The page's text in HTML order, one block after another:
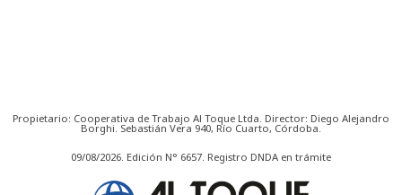
Propietario: Cooperativa de Trabajo Al Toque Ltda. Director: Diego Alejandro
Borghi. Sebastián Vera 940, Río Cuarto, Córdoba.
09/08/2026. Edición N° 6657. Registro DNDA en trámite